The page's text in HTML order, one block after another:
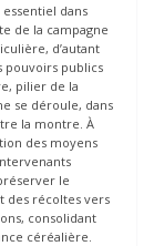
dans
de la campagne
d’autant
pouvoirs publics
pilier de la
se déroule, dans
la montre. À
des moyens
le
des récoltes vers
consolidant
céréalière.